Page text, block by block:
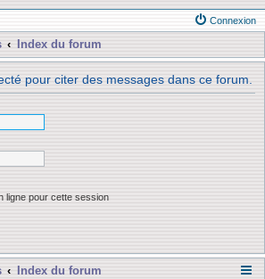
Connexion
Index du forum
pour citer des messages dans ce forum.
ligne pour cette session
Index du forum